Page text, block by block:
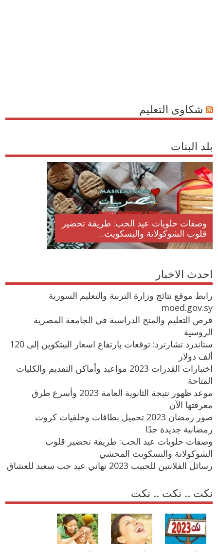
شكاوى التعليم
بلد البنات
وصفات حلويات عيد الحب: طريقة تحضير
قلوب الشوكولاتة والبسكويت...
احدث الاخبار
رابط موقع نتائج وزارة التربية والتعليم السورية
moed.gov.sy
فرص التعليم والمنح الدراسية في الجامعة المصرية
الروسية
ستاندرد تشارترد: توقعات بارتفاع اسعار البيتكوين إلى 120
ألف دولار
اختبارات القدرات 2023 مواعيد وأماكن التقديم والكليات
المتاحة
موعد ظهور نتيجة الثانوية العامة 2023 وأسرع طرق
معرفتها الآن
صور رمضان 2023 تحميل بطاقات وخلفيات كروت
رمضانية جديدة جدًا
وصفات حلويات عيد الحب: طريقة تحضير قلوب
الشوكولاتة والبسكويت المحشي
رسائل الفلانتين للحبيب 2023 تهاني عيد حب سعيد للعشاق
نكت .. نكت .. نكت